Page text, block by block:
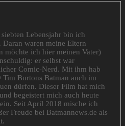
siebten Lebensjahr bin ich
Daran waren meine Eltern
möchte ich hier meinen Vater)
er selbst war
Comic-Nerd. Mit ihm hab
Tim Burtons Batman auch im
dürfen. Dieser Film hat mich
begeistert mich auch heute
Seit April 2018 mische ich
Freude bei Batmannews.de als